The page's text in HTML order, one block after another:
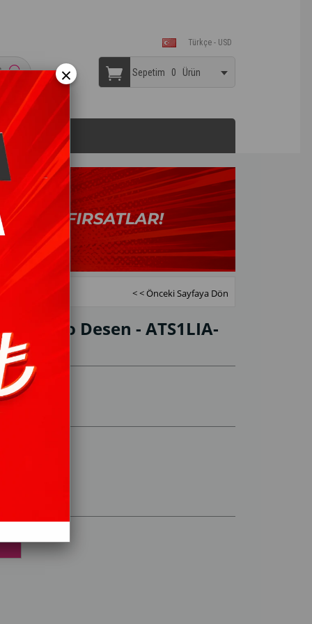
Türkçe - USD
Sepetim 0 Ürün
< < Önceki Sayfaya Dön
- Karo Desen - ATS1LIA-
×